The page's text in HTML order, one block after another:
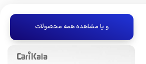
و یا مشاهده همه محصولات